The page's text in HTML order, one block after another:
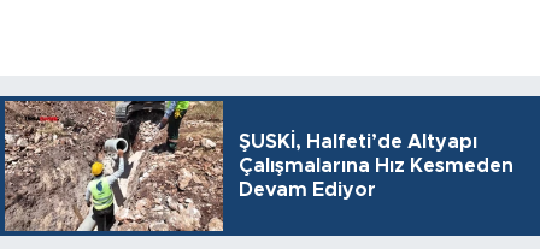
ŞUSKİ, Halfeti’de Altyapı
Çalışmalarına Hız Kesmeden
Devam Ediyor